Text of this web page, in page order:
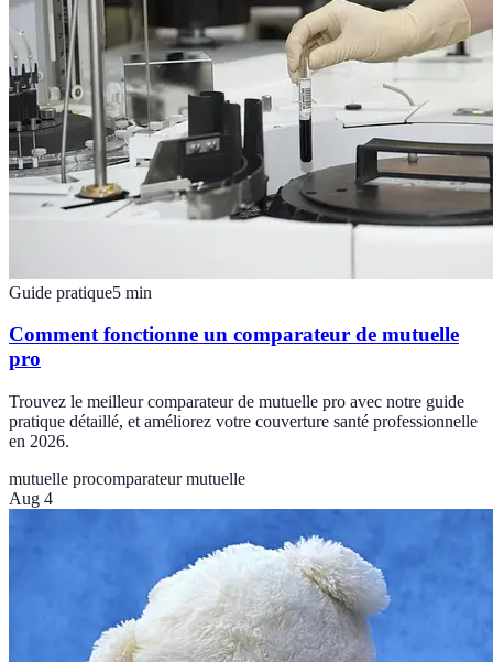
Guide pratique5 min
Comment fonctionne un comparateur de mutuelle
pro
Trouvez le meilleur comparateur de mutuelle pro avec notre guide
pratique détaillé, et améliorez votre couverture santé professionnelle
en 2026.
mutuelle procomparateur mutuelle
Aug 4